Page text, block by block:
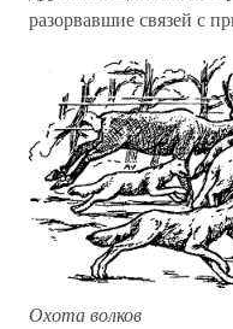
разорвавшие связей с
Охота волков